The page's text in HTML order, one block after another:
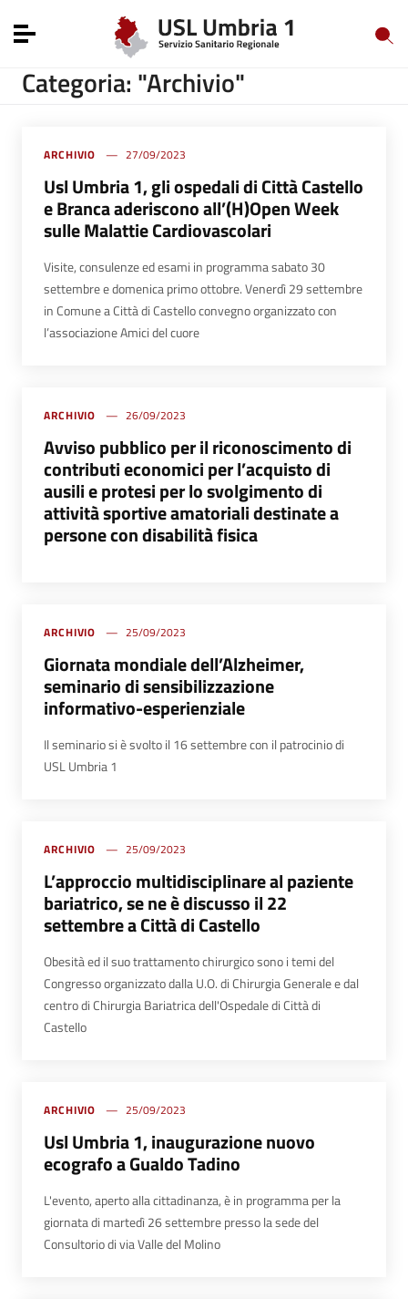
Vai al menu di navigazione
Toggle navigation
Categoria: "Archivio"
ARCHIVIO 27/09/2023
Usl Umbria 1, gli ospedali di Città Castello
e Branca aderiscono all’(H)Open Week
sulle Malattie Cardiovascolari
Visite, consulenze ed esami in programma sabato 30
settembre e domenica primo ottobre. Venerdì 29 settembre
in Comune a Città di Castello convegno organizzato con
l’associazione Amici del cuore
ARCHIVIO 26/09/2023
Avviso pubblico per il riconoscimento di
contributi economici per l’acquisto di
ausili e protesi per lo svolgimento di
attività sportive amatoriali destinate a
persone con disabilità fisica
ARCHIVIO 25/09/2023
Giornata mondiale dell’Alzheimer,
seminario di sensibilizzazione
informativo-esperienziale
Il seminario si è svolto il 16 settembre con il patrocinio di
USL Umbria 1
ARCHIVIO 25/09/2023
L’approccio multidisciplinare al paziente
bariatrico, se ne è discusso il 22
settembre a Città di Castello
Obesità ed il suo trattamento chirurgico sono i temi del
Congresso organizzato dalla U.O. di Chirurgia Generale e dal
centro di Chirurgia Bariatrica dell'Ospedale di Città di
Castello
ARCHIVIO 25/09/2023
Usl Umbria 1, inaugurazione nuovo
ecografo a Gualdo Tadino
L'evento, aperto alla cittadinanza, è in programma per la
giornata di martedì 26 settembre presso la sede del
Consultorio di via Valle del Molino